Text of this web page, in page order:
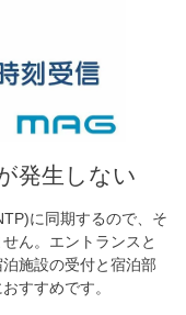
発生しない
に同期するので、そ
ん。エントランスと
施設の受付と宿泊部
すすめです。